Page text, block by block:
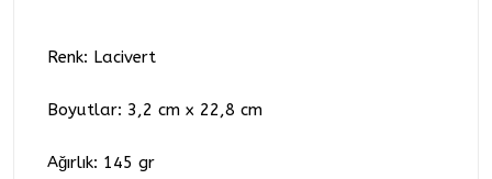
Renk: Lacivert
Boyutlar: 3,2 cm x 22,8 cm
Ağırlık: 145 gr